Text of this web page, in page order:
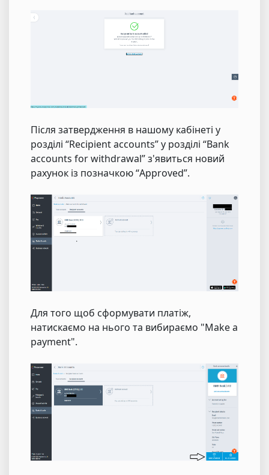
Після затвердження в нашому кабінеті у
розділі “Recipient accounts” у розділі “Bank
accounts for withdrawal” з'явиться новий
рахунок із позначкою “Approved”.
Для того щоб сформувати платіж,
натискаємо на нього та вибираємо "Make a
payment".